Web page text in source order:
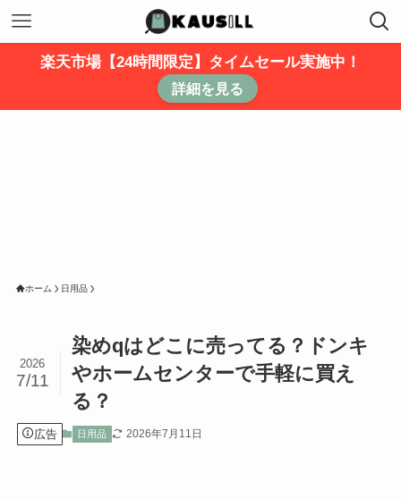
楽天市場【24時間限定】タイムセール実施中！
詳細を見る
ホーム 日用品
染めqはどこに売ってる？ドンキ
やホームセンターで手軽に買え
る？
2026
7/11
広告 日用品 2026年7月11日